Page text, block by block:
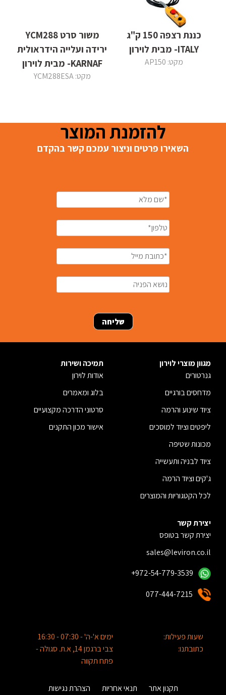
כננת רצפה 150 ק"ג
ITALY- מבית לוירון
מקט: AP150
משור סרט YCM288
ירידה ועלייה הידראולית
KARNAF- מבית לוירון
מקט: YCM288ESA
להזמנת המוצר
השאירו פרטים וניצור עמכם קשר בהקדם
מגוון מוצרי לוירון
גנרטורים
מדחסים בורגיים
ציוד שינוע והרמה
ליפטים וציוד למוסכים
מכונות שטיפה
ציוד לבניה ותעשייה
ג'קים וציוד הרמה
לכל הקטגוריות והמוצרים
תמיכה ושירות
אודות לוירון
בלוג ומאמרים
סרטוני הדרכה מקצועיים
אישור מכון התקנים
יצירת קשר
יצירת קשר בטופס
sales@leviron.co.il
+972-54-779-3539
077-444-7215
שעות פעילות:
ימים א'-ה' - 07:30 - 16:30
כתובתנו:
צבי ברגמן 14, א.ת. סגולה -
פתח תקווה
תקנון אתר תנאי אחריות הצהרת נגישות